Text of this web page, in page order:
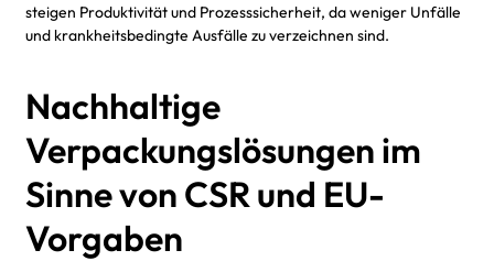
steigen Produktivität und Prozesssicherheit, da weniger Unfälle
und krankheitsbedingte Ausfälle zu verzeichnen sind.
Nachhaltige
Verpackungslösungen im
Sinne von CSR und EU-
Vorgaben